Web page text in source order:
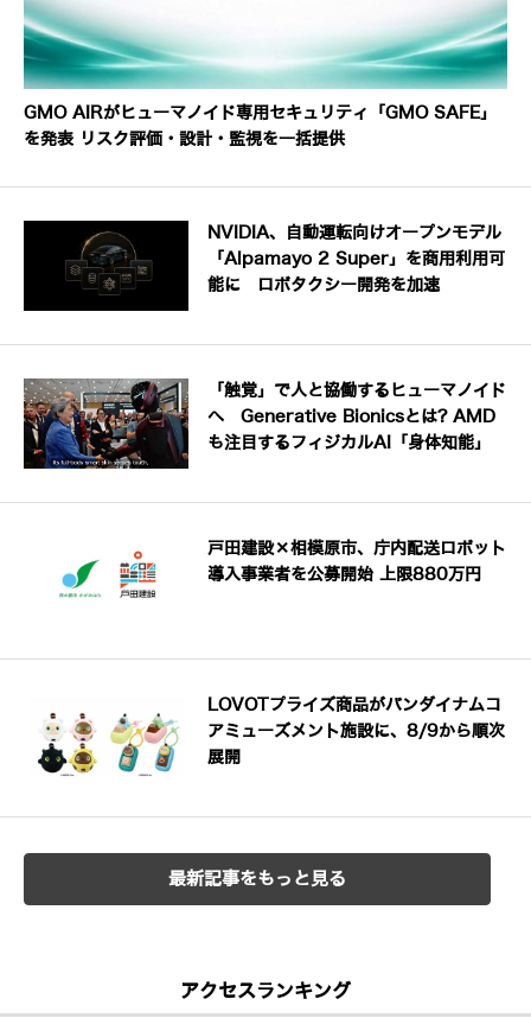
GMO AIRがヒューマノイド専用セキュリティ「GMO SAFE」
を発表 リスク評価・設計・監視を一括提供
NVIDIA、自動運転向けオープンモデル
「Alpamayo 2 Super」を商用利用可
能に ロボタクシー開発を加速
「触覚」で人と協働するヒューマノイド
へ Generative Bionicsとは? AMD
も注目するフィジカルAI「身体知能」
戸田建設×相模原市、庁内配送ロボット
導入事業者を公募開始 上限880万円
LOVOTプライズ商品がバンダイナムコ
アミューズメント施設に、8/9から順次
展開
最新記事をもっと見る
アクセスランキング